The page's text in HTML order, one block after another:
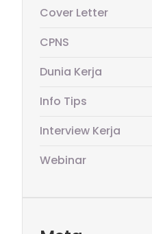
Cover Letter
CPNS
Dunia Kerja
Info Tips
Interview Kerja
Webinar